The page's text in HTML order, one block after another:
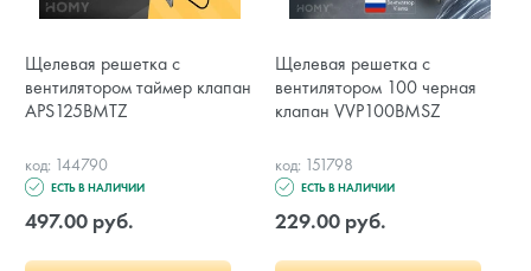
Щелевая решетка с
вентилятором таймер клапан
APS125BMTZ
код: 144790
ЕСТЬ В НАЛИЧИИ
497.00 руб.
Щелевая решетка с
вентилятором 100 черная
клапан VVP100BMSZ
код: 151798
ЕСТЬ В НАЛИЧИИ
229.00 руб.